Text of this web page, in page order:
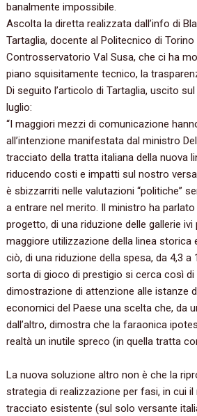
banalmente impossibile.
Ascolta la diretta realizzata dall’info di
Tartaglia, docente al Politecnico di
Controsservatorio Val Susa, che ci ha
piano squisitamente tecnico, la
Di seguito l’articolo di Tartaglia, uscito
luglio:
“I maggiori mezzi di comunicazione
all’intenzione manifestata dal ministro
tracciato della tratta italiana della nuova
riducendo costi e impatti sul nostro
è sbizzarriti nelle valutazioni “politiche”
a entrare nel merito. Il ministro ha parlato
progetto, di una riduzione delle gallerie ivi
maggiore utilizzazione della linea storica
ciò, di una riduzione della spesa, da 4,3 a
sorta di gioco di prestigio si cerca così
dimostrazione di attenzione alle istanze
economici del Paese una scelta che, da
dall’altro, dimostra che la faraonica
realtà un inutile spreco (in quella tratta
La nuova soluzione altro non è che la
strategia di realizzazione per fasi, in cui
tracciato esistente (sul solo versante